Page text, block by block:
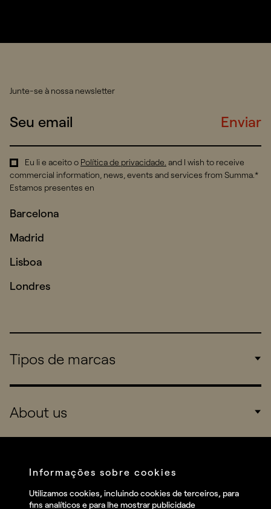
Junte-se à nossa newsletter
Enviar
Eu li e aceito o Política de privacidade. and I wish to receive
commercial information, news, events and services from Summa.*
Estamos presentes en
Barcelona
Madrid
Lisboa
Londres
Tipos de marcas
Consumers
Startups
About us
Services
Talent
Informações sobre cookies
Utilizamos cookies, incluindo cookies de terceiros, para
fins analíticos e para lhe mostrar publicidade